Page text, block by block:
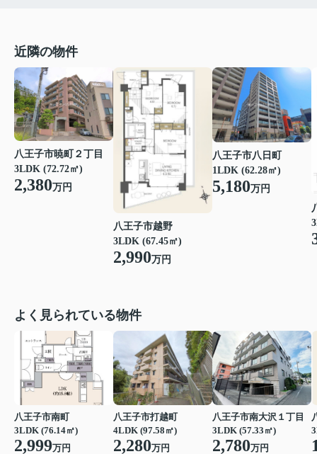
近隣の物件
八王子市暁町２丁目
3LDK (72.72㎡)
2,380万円
八王子市越野
3LDK (67.45㎡)
2,990万円
八王子市八日町
1LDK (62.28㎡)
5,180万円
よく見られている物件
八王子市南町
3LDK (76.14㎡)
2,999万円
八王子市打越町
4LDK (97.58㎡)
2,280万円
八王子市南大沢１丁目
3LDK (57.33㎡)
2,780万円